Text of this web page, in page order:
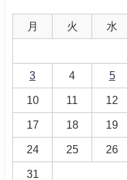
月 火 水
3 4 5
10 11 12
17 18 19
24 25 26
31